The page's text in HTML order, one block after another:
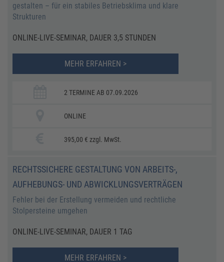
gestalten – für ein stabiles Betriebsklima und klare
Strukturen
ONLINE-LIVE-SEMINAR, DAUER 3,5 STUNDEN
MEHR ERFAHREN >
2 TERMINE AB 07.09.2026
ONLINE
395,00 € zzgl. MwSt.
RECHTSSICHERE GESTALTUNG VON ARBEITS-,
AUFHEBUNGS- UND ABWICKLUNGSVERTRÄGEN
Fehler bei der Erstellung vermeiden und rechtliche
Stolpersteine umgehen
ONLINE-LIVE-SEMINAR, DAUER 1 TAG
MEHR ERFAHREN >